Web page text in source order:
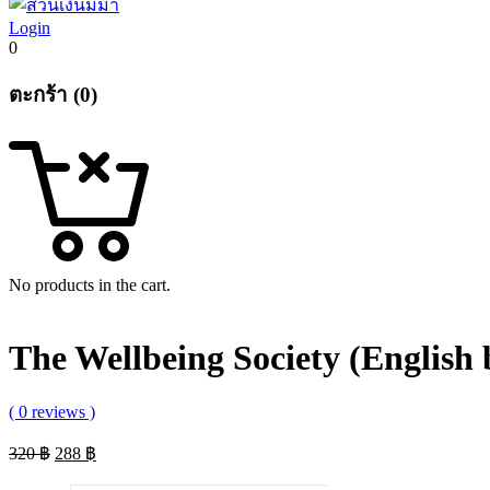
Login
0
ตะกร้า (0)
No products in the cart.
The Wellbeing Society (English
( 0 reviews )
320฿ Original
price
288 ฿
price